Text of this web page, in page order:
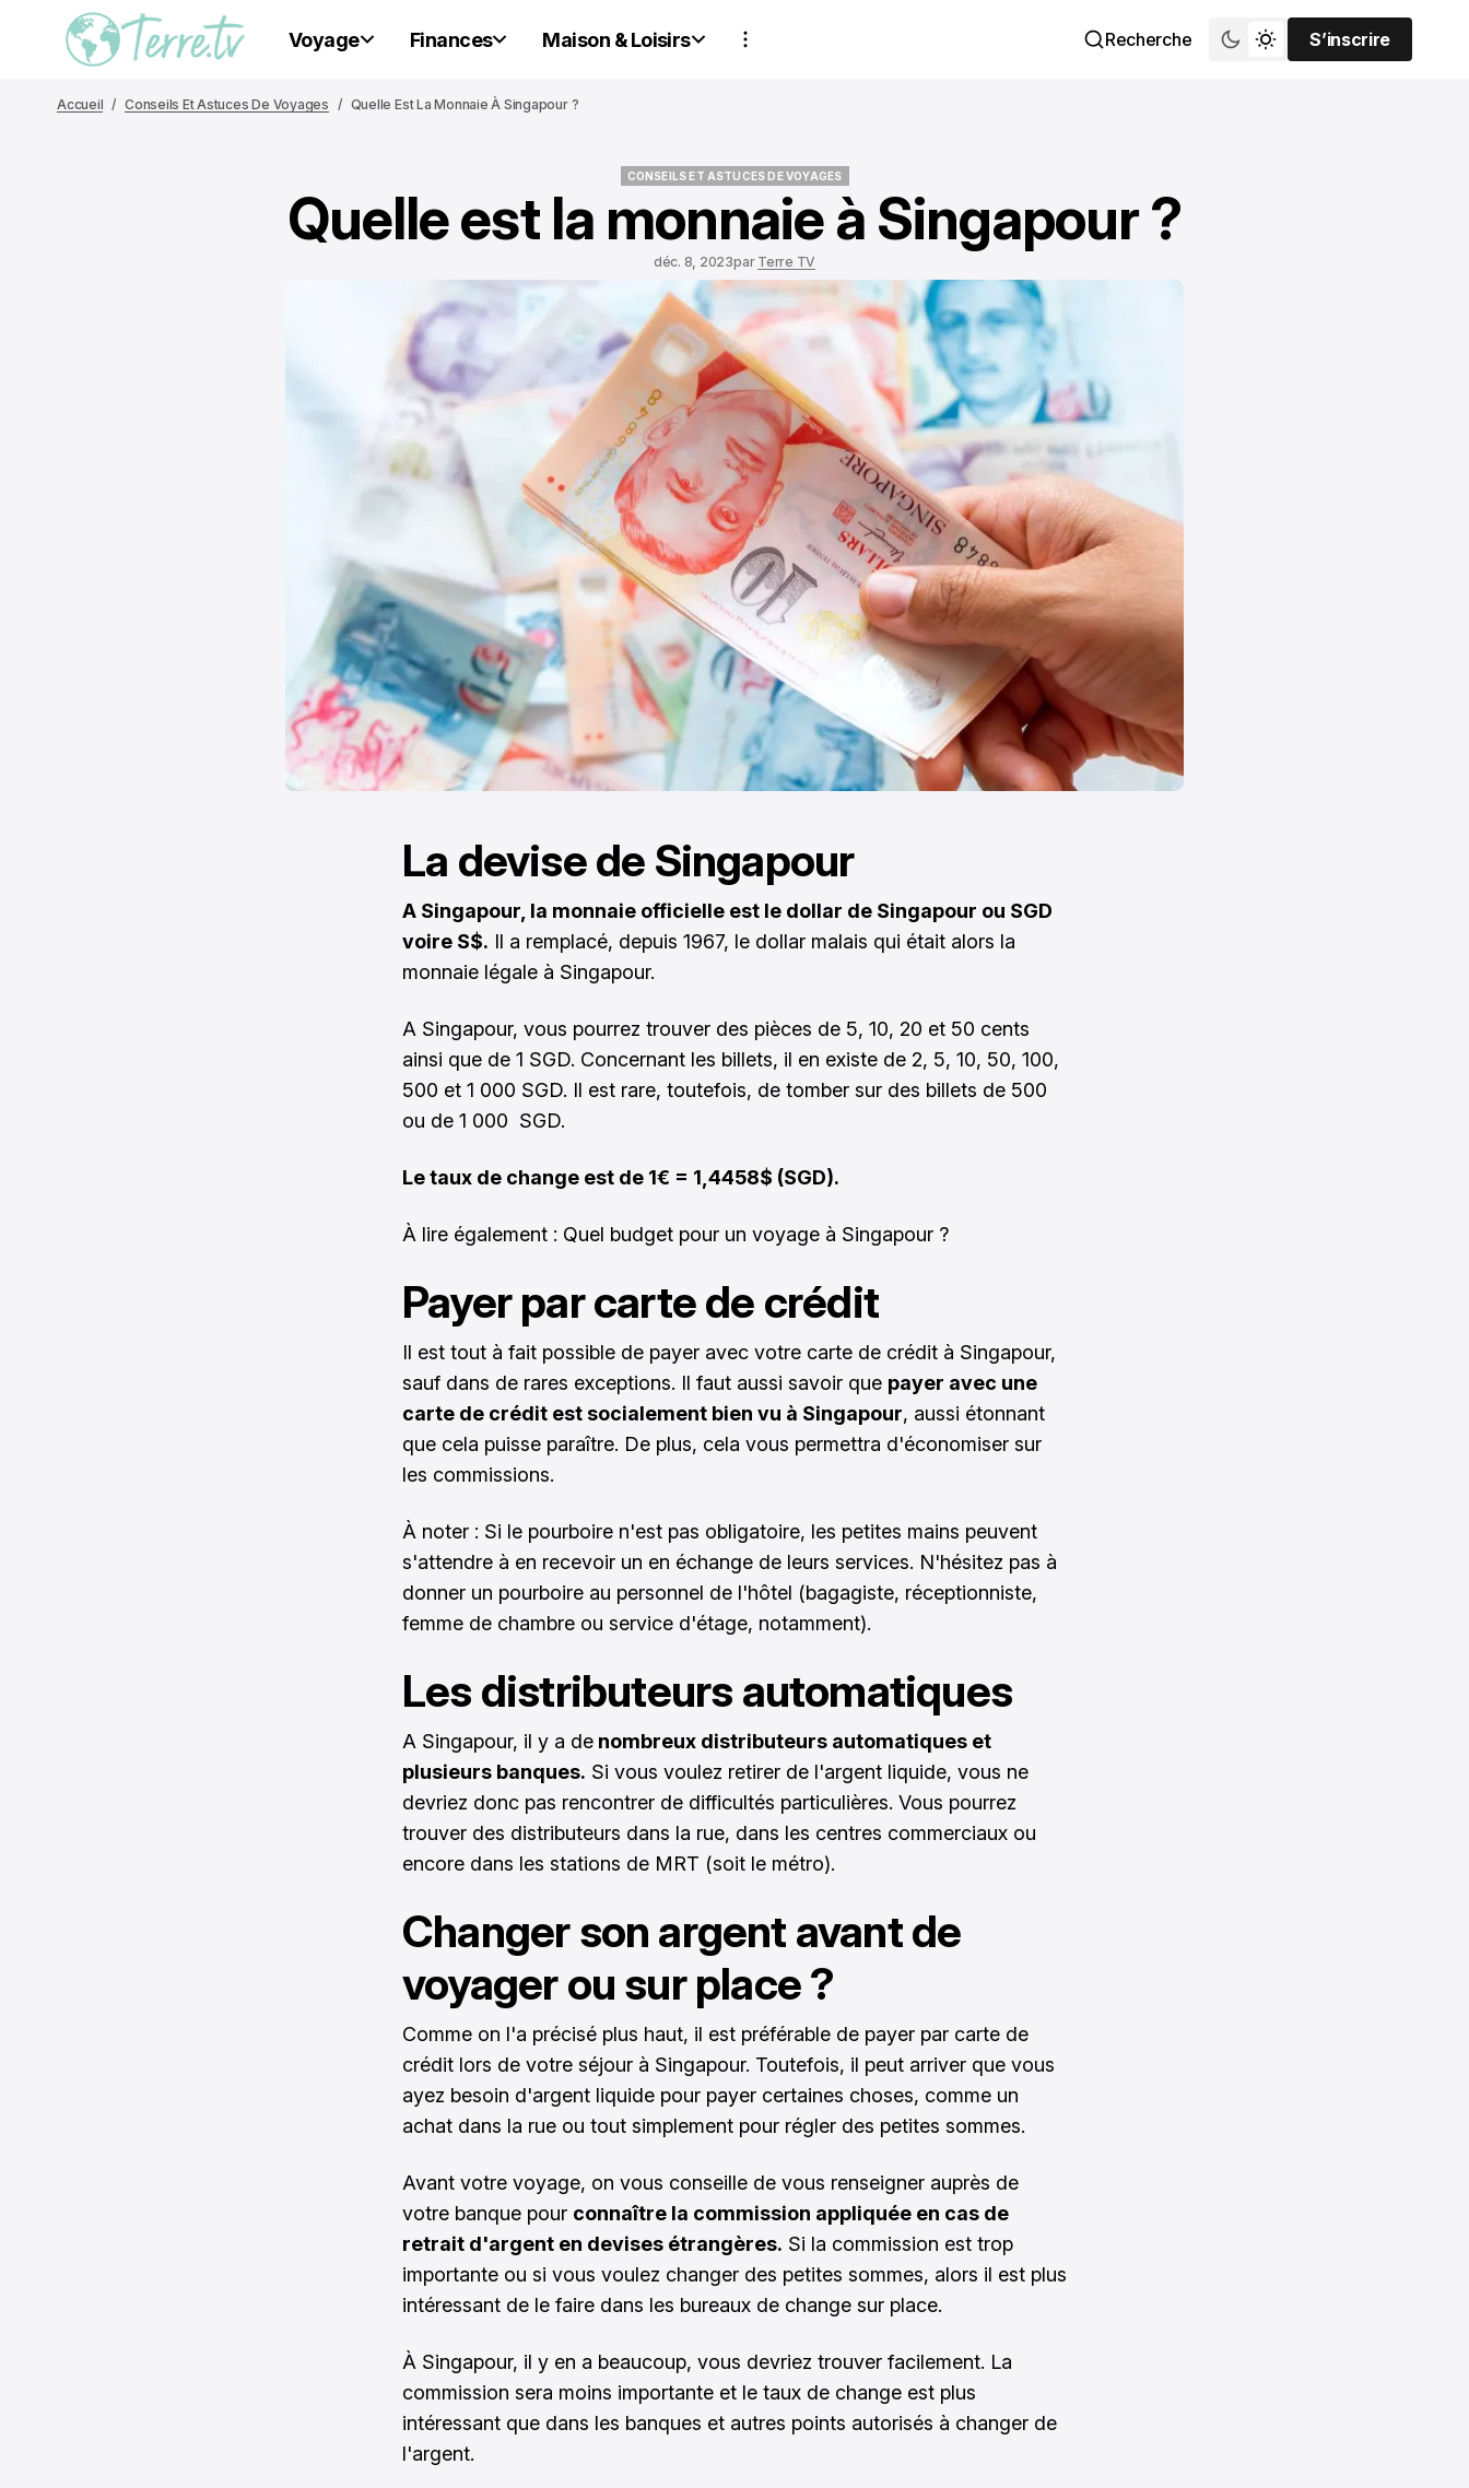
Voyage Finances Maison & Loisirs Recherche
S’inscrire
S’inscrire
Accueil Conseils Et Astuces De Voyages Quelle Est La Monnaie À Singapour ?
CONSEILS ET ASTUCES DE VOYAGES
CONSEILS ET ASTUCES DE VOYAGES
Quelle est la monnaie à Singapour ?
déc. 8, 2023par Terre TV
La devise de Singapour
A Singapour, la monnaie officielle est le dollar de Singapour ou SGD
voire S$. Il a remplacé, depuis 1967, le dollar malais qui était alors la
monnaie légale à Singapour.
A Singapour, vous pourrez trouver des pièces de 5, 10, 20 et 50 cents
ainsi que de 1 SGD. Concernant les billets, il en existe de 2, 5, 10, 50, 100,
500 et 1 000 SGD. Il est rare, toutefois, de tomber sur des billets de 500
ou de 1 000 SGD.
Le taux de change est de 1€ = 1,4458$ (SGD).
À lire également : Quel budget pour un voyage à Singapour ?
Payer par carte de crédit
Il est tout à fait possible de payer avec votre carte de crédit à Singapour,
sauf dans de rares exceptions. Il faut aussi savoir que payer avec une
carte de crédit est socialement bien vu à Singapour, aussi étonnant
que cela puisse paraître. De plus, cela vous permettra d'économiser sur
les commissions.
À noter : Si le pourboire n'est pas obligatoire, les petites mains peuvent
s'attendre à en recevoir un en échange de leurs services. N'hésitez pas à
donner un pourboire au personnel de l'hôtel (bagagiste, réceptionniste,
femme de chambre ou service d'étage, notamment).
Les distributeurs automatiques
A Singapour, il y a de nombreux distributeurs automatiques et
plusieurs banques. Si vous voulez retirer de l'argent liquide, vous ne
devriez donc pas rencontrer de difficultés particulières. Vous pourrez
trouver des distributeurs dans la rue, dans les centres commerciaux ou
encore dans les stations de MRT (soit le métro).
Changer son argent avant de
voyager ou sur place ?
Comme on l'a précisé plus haut, il est préférable de payer par carte de
crédit lors de votre séjour à Singapour. Toutefois, il peut arriver que vous
ayez besoin d'argent liquide pour payer certaines choses, comme un
achat dans la rue ou tout simplement pour régler des petites sommes.
Avant votre voyage, on vous conseille de vous renseigner auprès de
votre banque pour connaître la commission appliquée en cas de
retrait d'argent en devises étrangères. Si la commission est trop
importante ou si vous voulez changer des petites sommes, alors il est plus
intéressant de le faire dans les bureaux de change sur place.
À Singapour, il y en a beaucoup, vous devriez trouver facilement. La
commission sera moins importante et le taux de change est plus
intéressant que dans les banques et autres points autorisés à changer de
l'argent.